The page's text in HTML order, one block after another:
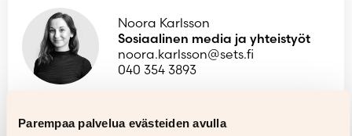
Parempaa palvelua evästeiden avulla
Noora Karlsson
Sosiaalinen media ja yhteistyöt
noora.karlsson@sets.fi
040 354 3893
Kuvapankki